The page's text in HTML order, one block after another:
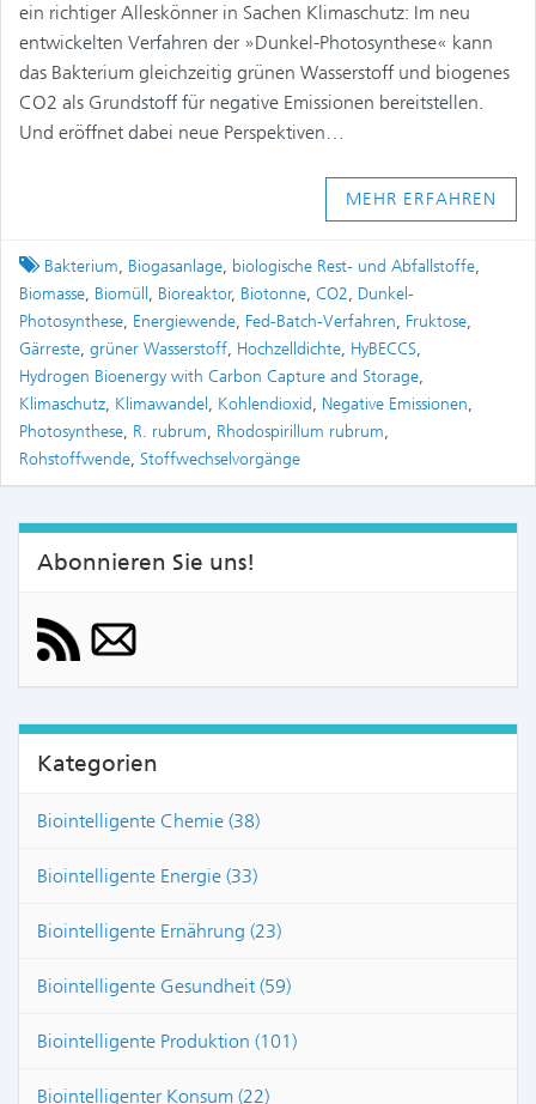
ein richtiger Alleskönner in Sachen Klimaschutz: Im neu
entwickelten Verfahren der »Dunkel-Photosynthese« kann
das Bakterium gleichzeitig grünen Wasserstoff und biogenes
CO2 als Grundstoff für negative Emissionen bereitstellen.
Und eröffnet dabei neue Perspektiven…
MEHR ERFAHREN
Tagged
Bakterium, Biogasanlage, biologische Rest- und Abfallstoffe,
Biomasse, Biomüll , Bioreaktor, Biotonne, CO2, Dunkel-
Photosynthese, Energiewende, Fed-Batch-Verfahren, Fruktose,
Gärreste, grüner Wasserstoff, Hochzelldichte, HyBECCS,
Hydrogen Bioenergy with Carbon Capture and Storage,
Klimaschutz, Klimawandel , Kohlendioxid, Negative Emissionen,
Photosynthese, R. rubrum, Rhodospirillum rubrum,
Rohstoffwende, Stoffwechselvorgänge
Abonnieren Sie uns!
Kategorien
Biointelligente Chemie (38)
Biointelligente Energie (33)
Biointelligente Ernährung (23)
Biointelligente Gesundheit (59)
Biointelligente Produktion (101)
Biointelligenter Konsum (22)